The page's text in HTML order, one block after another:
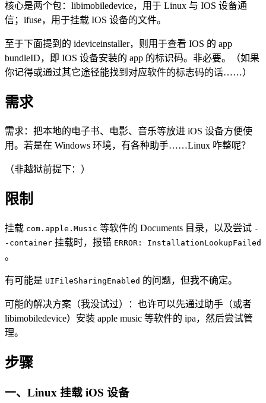
核心是两个包：libimobiledevice，用于 Linux 与 IOS 设备通
信；ifuse，用于挂载 IOS 设备的文件。
至于下面提到的 ideviceinstaller，则用于查看 IOS 的 app
bundleID，即 IOS 设备安装的 app 的标识码。非必要。（如果
你记得或通过其它途径能找到对应软件的标志码的话……）
需求
需求：把本地的电子书、电影、音乐等放进 iOS 设备方便使
用。若是在 Windows 环境，有各种助手……Linux 咋整呢？
（非越狱前提下：）
限制
挂载 com.apple.Music 等软件的 Documents 目录，以及尝试 -
-container 挂载时，报错 ERROR: InstallationLookupFailed
。
有可能是 UIFileSharingEnabled 的问题，但我不确定。
可能的解决方案（我没试过）：也许可以先通过助手（或者
libimobiledevice）安装 apple music 等软件的 ipa，然后尝试管
理。
步骤
一、Linux 挂载 iOS 设备